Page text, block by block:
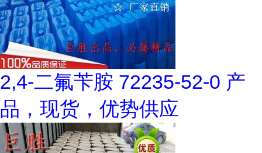
2,4-二氟苄胺 72235-52-0 产
品，现货，优势供应